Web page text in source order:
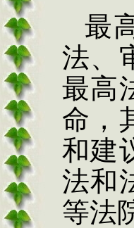
最
法、
最高
命，
和建
法和
等法